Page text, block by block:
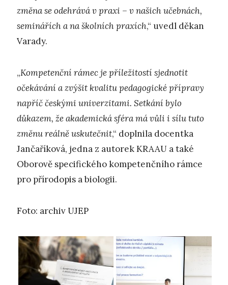
změna se odehrává v praxi – v našich učebnách,
seminářích a na školních praxích,“ uvedl děkan
Varady.
„Kompetenční rámec je příležitostí sjednotit
očekávání a zvýšit kvalitu pedagogické přípravy
napříč českými univerzitami. Setkání bylo
důkazem, že akademická sféra má vůli i sílu tuto
změnu reálně uskutečnit,“ doplnila docentka
Jančaříková, jedna z autorek KRAAU a také
Oborově specifického kompetenčního rámce
pro přírodopis a biologii.
Foto: archiv UJEP